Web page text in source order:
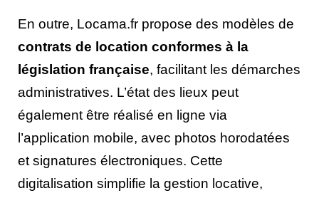
En outre, Locama.fr propose des modèles de
contrats de location conformes à la
législation française, facilitant les démarches
administratives. L’état des lieux peut
également être réalisé en ligne via
l’application mobile, avec photos horodatées
et signatures électroniques. Cette
digitalisation simplifie la gestion locative,